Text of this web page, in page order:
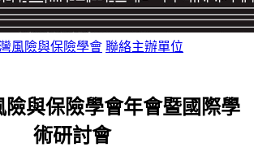
風險與保險學會 聯絡主辦單位
險與保險學會年會暨國際學
術研討會